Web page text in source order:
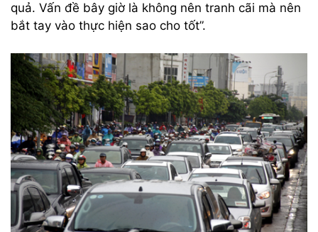
quả. Vấn đề bây giờ là không nên tranh cãi mà nên
bắt tay vào thực hiện sao cho tốt”.